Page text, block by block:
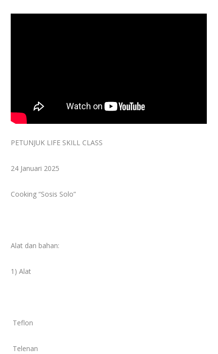
PETUNJUK LIFE SKILL CLASS
24 Januari 2025
Cooking “Sosis Solo”
Alat dan bahan:
1) Alat
Teflon
Telenan